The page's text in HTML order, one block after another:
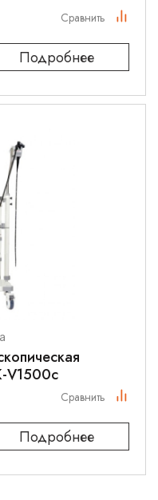
Подробнее
Сравнить
V1500c
Подробнее
Сравнить